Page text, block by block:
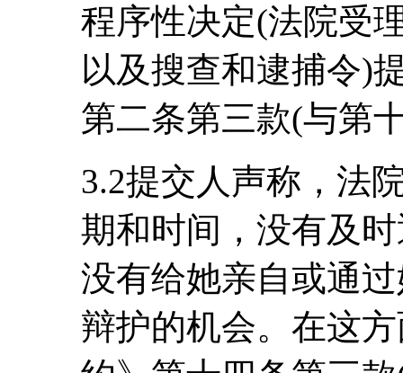
程序性决定(法院受
以及搜查和逮捕令)
第二条第三款(与第
3.2提交人声称，法
期和时间，没有及
没有给她亲自或通
辩护的机会。在这